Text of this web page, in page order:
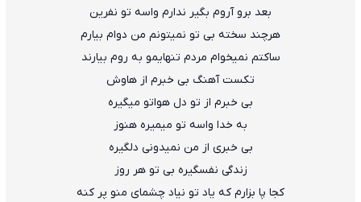
بعد برو آروم بگیر ندارم واسه تو نفرین
هرچند سخته بی تو نمیتونم من دوام بیارم
ساکتم نمیخوام مردم تنهایمو به روم بیارند
تکست آهنگ بی خبرم از هاوش
بی خبرم از تو دل هواتو میگیره
به خدا واسه تو میمیره هنوز
بی خبری از من نمیدونی دلگیره
زندگی نفسگیره بی تو هر روز
کجا پا بزارم که یاد تو نیاد چشمای منو پر کنه